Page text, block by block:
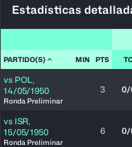
Estadísticas
PARTIDO(S) MIN PTS TC
vs POL,
14/05/1950
Ronda Preliminar
3 0/
vs ISR,
15/05/1950
Ronda Preliminar
6 0/